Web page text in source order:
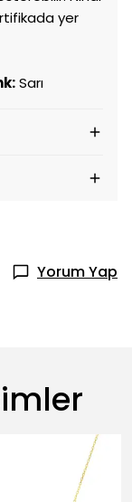
yer
Sarı
Yorum Yap